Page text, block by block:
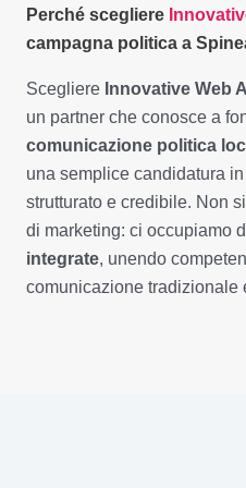
Perché scegliere
campagna politica a
Scegliere Innovative Web
un partner che conosce a
comunicazione politica
una semplice candidatura
strutturato e credibile. Non
di marketing: ci occupiamo
integrate, unendo
comunicazione tradizionale